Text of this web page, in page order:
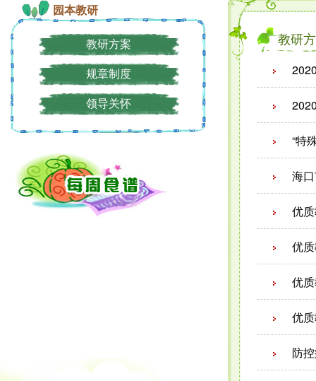
园本教研
教研方案
规章制度
领导关怀
教研
“特
海
优
优
优
优
防